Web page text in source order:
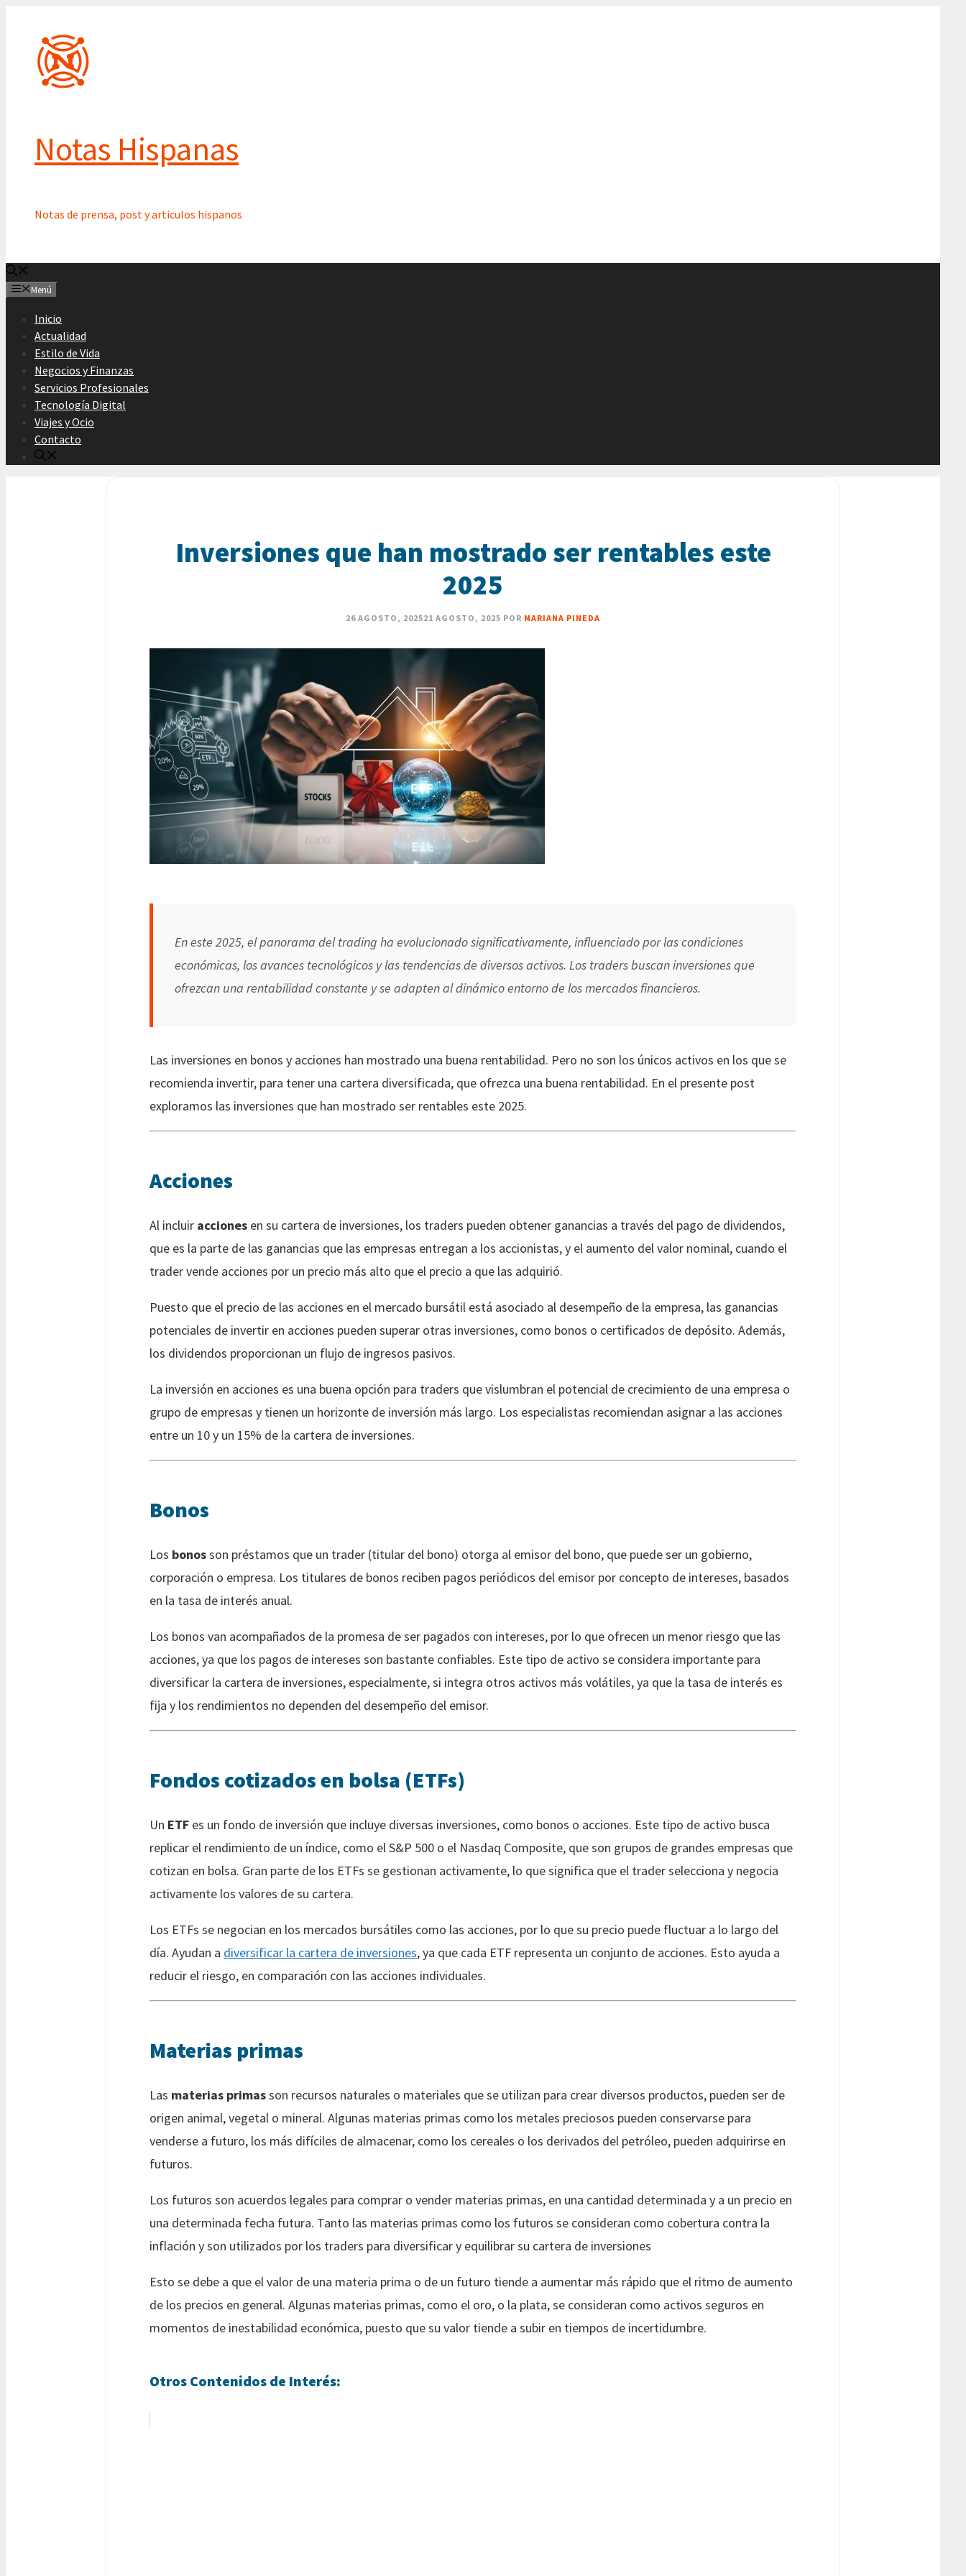
contenido
Notas Hispanas
Notas de prensa, post y articulos hispanos
Menú
Inicio
Actualidad
Estilo de Vida
Negocios y Finanzas
Servicios Profesionales
Tecnología Digital
Viajes y Ocio
Contacto
Inversiones que han mostrado ser rentables este
2025
26 AGOSTO, 202521 AGOSTO, 2025 POR MARIANA PINEDA
En este 2025, el panorama del trading ha evolucionado significativamente, influenciado por las condiciones
económicas, los avances tecnológicos y las tendencias de diversos activos. Los traders buscan inversiones que
ofrezcan una rentabilidad constante y se adapten al dinámico entorno de los mercados financieros.
Las inversiones en bonos y acciones han mostrado una buena rentabilidad. Pero no son los únicos activos en los que se
recomienda invertir, para tener una cartera diversificada, que ofrezca una buena rentabilidad. En el presente post
exploramos las inversiones que han mostrado ser rentables este 2025.
Acciones
Al incluir acciones en su cartera de inversiones, los traders pueden obtener ganancias a través del pago de dividendos,
que es la parte de las ganancias que las empresas entregan a los accionistas, y el aumento del valor nominal, cuando el
trader vende acciones por un precio más alto que el precio a que las adquirió.
Puesto que el precio de las acciones en el mercado bursátil está asociado al desempeño de la empresa, las ganancias
potenciales de invertir en acciones pueden superar otras inversiones, como bonos o certificados de depósito. Además,
los dividendos proporcionan un flujo de ingresos pasivos.
La inversión en acciones es una buena opción para traders que vislumbran el potencial de crecimiento de una empresa o
grupo de empresas y tienen un horizonte de inversión más largo. Los especialistas recomiendan asignar a las acciones
entre un 10 y un 15% de la cartera de inversiones.
Bonos
Los bonosson préstamos que un trader (titular del bono) otorga al emisor del bono, que puede ser un gobierno,
corporación o empresa. Los titulares de bonos reciben pagos periódicos del emisor por concepto de intereses, basados
en la tasa de interés anual.
Los bonos van acompañados de la promesa de ser pagados con intereses, por lo que ofrecen un menor riesgo que las
acciones, ya que los pagos de intereses son bastante confiables. Este tipo de activo se considera importante para
diversificar la cartera de inversiones, especialmente, si integra otros activos más volátiles, ya que la tasa de interés es
fija y los rendimientos no dependen del desempeño del emisor.
Fondos cotizados en bolsa (ETFs)
Un ETF es un fondo de inversión que incluye diversas inversiones, como bonos o acciones. Este tipo de activo busca
replicar el rendimiento de un índice, como el S&P 500 o el Nasdaq Composite, que son grupos de grandes empresas que
cotizan en bolsa. Gran parte de los ETFs se gestionan activamente, lo que significa que el trader selecciona y negocia
activamente los valores de su cartera.
Los ETFs se negocian en los mercados bursátiles como las acciones, por lo que su precio puede fluctuar a lo largo del
día. Ayudan a diversificar la cartera de inversiones, ya que cada ETF representa un conjunto de acciones. Esto ayuda a
reducir el riesgo, en comparación con las acciones individuales.
Materias primas
Las materias primasson recursos naturales o materiales que se utilizan para crear diversos productos, pueden ser de
origen animal, vegetal o mineral. Algunas materias primas como los metales preciosos pueden conservarse para
venderse a futuro, los más difíciles de almacenar, como los cereales o los derivados del petróleo, pueden adquirirse en
futuros.
Los futuros son acuerdos legales para comprar o vender materias primas, en una cantidad determinada y a un precio en
una determinada fecha futura. Tanto las materias primas como los futuros se consideran como cobertura contra la
inflación y son utilizados por los traders para diversificar y equilibrar su cartera de inversiones
Esto se debe a que el valor de una materia prima o de un futuro tiende a aumentar más rápido que el ritmo de aumento
de los precios en general. Algunas materias primas, como el oro, o la plata, se consideran como activos seguros en
momentos de inestabilidad económica, puesto que su valor tiende a subir en tiempos de incertidumbre.
Otros Contenidos de Interés: